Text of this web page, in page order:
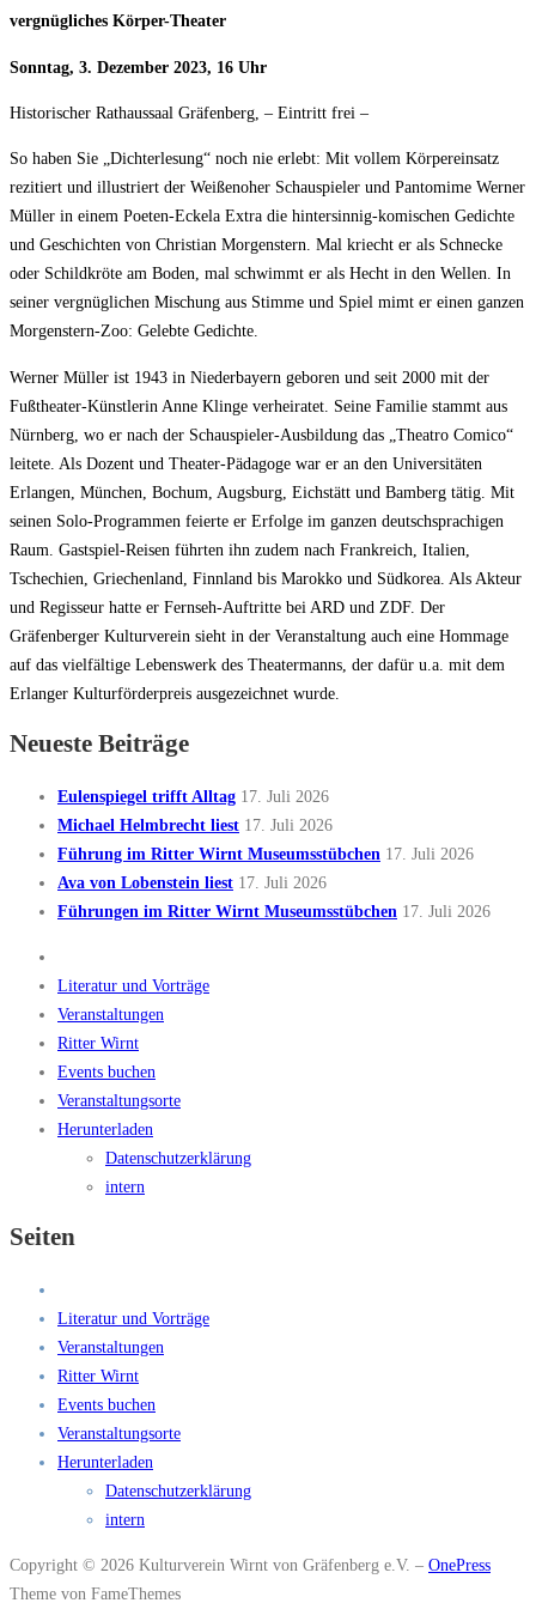
vergnügliches Körper-Theater
Sonntag, 3. Dezember 2023, 16 Uhr
Historischer Rathaussaal Gräfenberg, – Eintritt frei –
So haben Sie „Dichterlesung“ noch nie erlebt: Mit vollem Körpereinsatz
rezitiert und illustriert der Weißenoher Schauspieler und Pantomime Werner
Müller in einem Poeten-Eckela Extra die hintersinnig-komischen Gedichte
und Geschichten von Christian Morgenstern. Mal kriecht er als Schnecke
oder Schildkröte am Boden, mal schwimmt er als Hecht in den Wellen. In
seiner vergnüglichen Mischung aus Stimme und Spiel mimt er einen ganzen
Morgenstern-Zoo: Gelebte Gedichte.
Werner Müller ist 1943 in Niederbayern geboren und seit 2000 mit der
Fußtheater-Künstlerin Anne Klinge verheiratet. Seine Familie stammt aus
Nürnberg, wo er nach der Schauspieler-Ausbildung das „Theatro Comico“
leitete. Als Dozent und Theater-Pädagoge war er an den Universitäten
Erlangen, München, Bochum, Augsburg, Eichstätt und Bamberg tätig. Mit
seinen Solo-Programmen feierte er Erfolge im ganzen deutschsprachigen
Raum. Gastspiel-Reisen führten ihn zudem nach Frankreich, Italien,
Tschechien, Griechenland, Finnland bis Marokko und Südkorea. Als Akteur
und Regisseur hatte er Fernseh-Auftritte bei ARD und ZDF. Der
Gräfenberger Kulturverein sieht in der Veranstaltung auch eine Hommage
auf das vielfältige Lebenswerk des Theatermanns, der dafür u.a. mit dem
Erlanger Kulturförderpreis ausgezeichnet wurde.
Neueste Beiträge
Eulenspiegel trifft Alltag 17. Juli 2026
Michael Helmbrecht liest 17. Juli 2026
Führung im Ritter Wirnt Museumsstübchen 17. Juli 2026
Ava von Lobenstein liest 17. Juli 2026
Führungen im Ritter Wirnt Museumsstübchen 17. Juli 2026
Literatur und Vorträge
Veranstaltungen
Ritter Wirnt
Events buchen
Veranstaltungsorte
Herunterladen
Datenschutzerklärung
intern
Seiten
Literatur und Vorträge
Veranstaltungen
Ritter Wirnt
Events buchen
Veranstaltungsorte
Herunterladen
Datenschutzerklärung
intern
Copyright © 2026 Kulturverein Wirnt von Gräfenberg e.V. – OnePress
Theme von FameThemes